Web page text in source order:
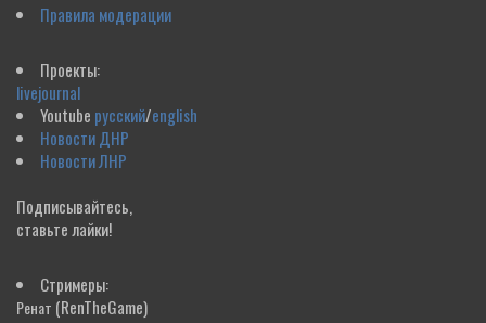
Правила модерации
Проекты:
livejournal
Youtube русский/english
Новости ДНР
Новости ЛНР
Подписывайтесь,
ставьте лайки!
Стримеры:
Ренат (RenTheGame)